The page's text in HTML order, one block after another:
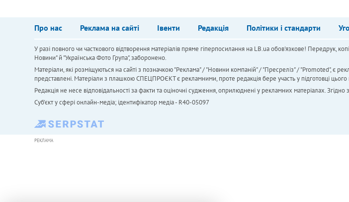
Про нас Реклама на сайті Івенти Редакція Політики і стандарти
У разі повного чи часткового відтворення матеріалів пряме гіперпосилання на LB.ua обов'язкове! Передрук,
Новини" й "Українська Фото Група", заборонено.
Матеріали, які розміщуються на сайті з позначкою "Реклама" / "Новини компаній" / "Пресреліз" / "Promoted", є
представлені. Матеріали з плашкою СПЕЦПРОЄКТ є рекламними, проте редакція бере участь у підготовці цього
Редакція не несе відповідальності за факти та оціночні судження, оприлюднені у рекламних матеріалах.
Cуб'єкт у сфері онлайн-медіа; ідентифікатор медіа - R40-05097
РЕКЛАМА